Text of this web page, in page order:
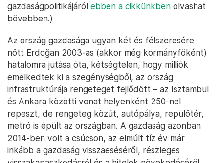
gazdaságpolitikájáról ebben a cikkünkben olvashat
bővebben.)
Az ország gazdasága ugyan két és félszeresére
nőtt Erdoğan 2003-as (akkor még kormányfőként)
hatalomra jutása óta, kétségtelen, hogy milliók
emelkedtek ki a szegénységből, az ország
infrastruktúrája rengeteget fejlődött – az Isztambul
és Ankara közötti vonat helyenként 250-nel
repeszt, de rengeteg közút, autópálya, repülőtér,
metró is épült az országban. A gazdaság azonban
2014-ben volt a csúcson, az elmúlt tíz év már
inkább a gazdaság visszaeséséről, részleges